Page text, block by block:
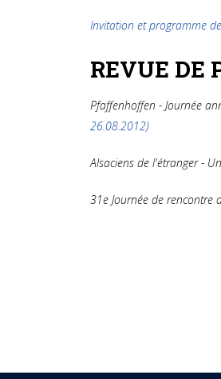
Invitation et programme
REVUE DE
Pfaffenhoffen - Journée
26.08.2012)
Alsaciens de l'étranger -
31e Journée de rencontre